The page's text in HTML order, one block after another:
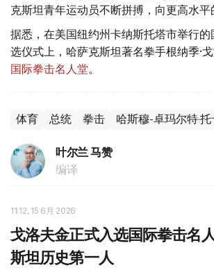
克斯坦青年运动员不断拼搏，向更高水平
据悉，在美国纽约州卡纳斯托塔市举行的
选仪式上，哈萨克斯坦著名拳手根纳季·
国际拳击名人堂。
体育 总统 拳击 哈斯穆-卓玛尔特·
叶尔兰 马赞
编译
11:12, 15 6月 2026
戈洛夫金正式入选国际拳击名
斯坦历史第一人